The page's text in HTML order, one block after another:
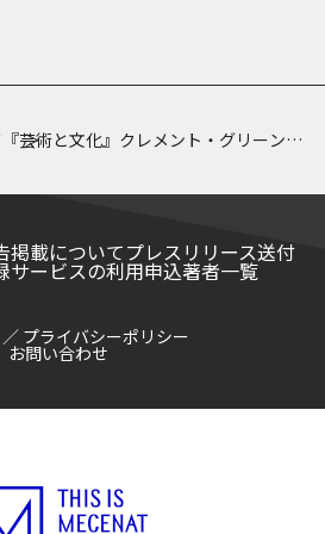
『芸術と文化』クレメント・グリーンバ
掲載についてプレスリリース送付
サービスの利用申込著者一覧
プライバシーポリシー
お問い合わせ